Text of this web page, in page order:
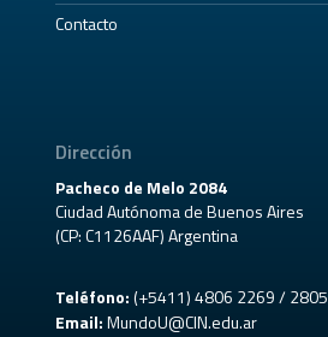
Contacto
Dirección
Pacheco de Melo 2084
Ciudad Autónoma de Buenos Aires
(CP: C1126AAF) Argentina
Teléfono:(+5411) 4806 2269 / 2805
Email: MundoU@CIN.edu.ar